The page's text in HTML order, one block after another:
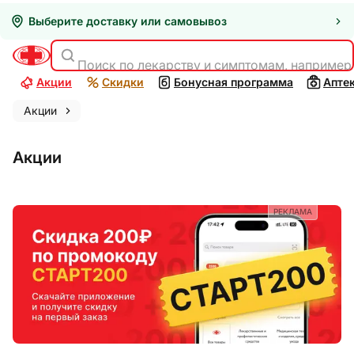
Выберите доставку или самовывоз
Поиск по лекарству и симптомам,
Акции Скидки Бонусная программа
Акции
Акции
РЕКЛАМА